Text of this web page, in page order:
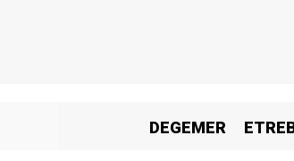
DEGEMER